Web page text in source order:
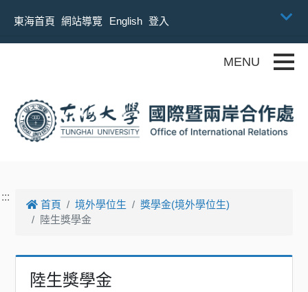
東海首頁
網站導覽 English 登入
:::
首頁 境外學位生
獎學金(境外學位生)
陸生獎學金
陸生獎學金